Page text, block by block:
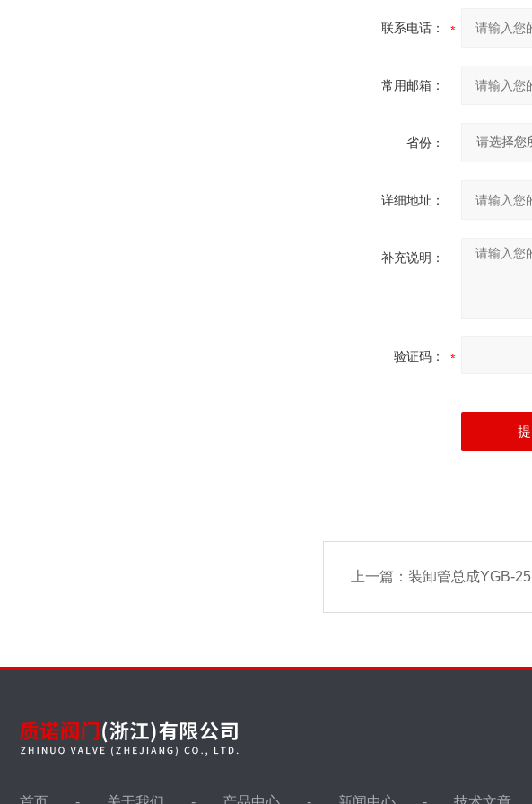
联系电话：
常用邮箱：
省份：
详细地址：
补充说明：
验证码：
上一篇： 装卸管总成YGB-25